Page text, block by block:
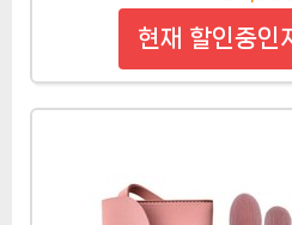
현재 할인중인